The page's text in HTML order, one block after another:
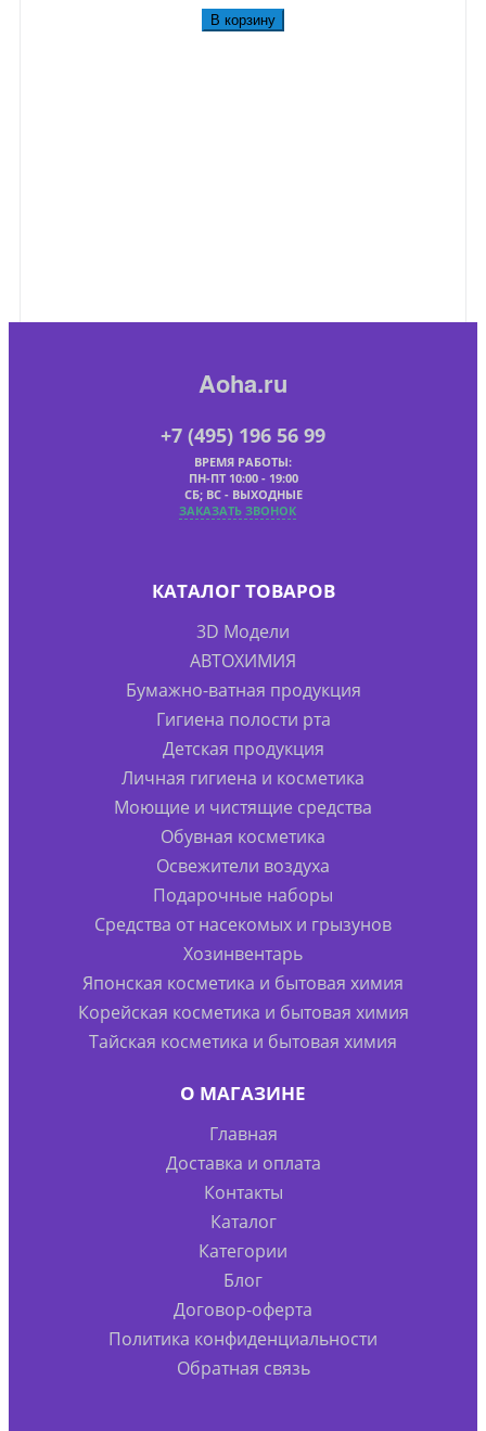
В корзину
Aoha.ru
+7 (495) 196 56 99
ВРЕМЯ РАБОТЫ:
ПН-ПТ 10:00 - 19:00
СБ; ВС - ВЫХОДНЫЕ
ЗАКАЗАТЬ ЗВОНОК
КАТАЛОГ ТОВАРОВ
3D Модели
АВТОХИМИЯ
Бумажно-ватная продукция
Гигиена полости рта
Детская продукция
Личная гигиена и косметика
Моющие и чистящие средства
Обувная косметика
Освежители воздуха
Подарочные наборы
Средства от насекомых и грызунов
Хозинвентарь
Японская косметика и бытовая химия
Корейская косметика и бытовая химия
Тайская косметика и бытовая химия
О МАГАЗИНЕ
Главная
Доставка и оплата
Контакты
Каталог
Категории
Блог
Договор-оферта
Политика конфиденциальности
Обратная связь